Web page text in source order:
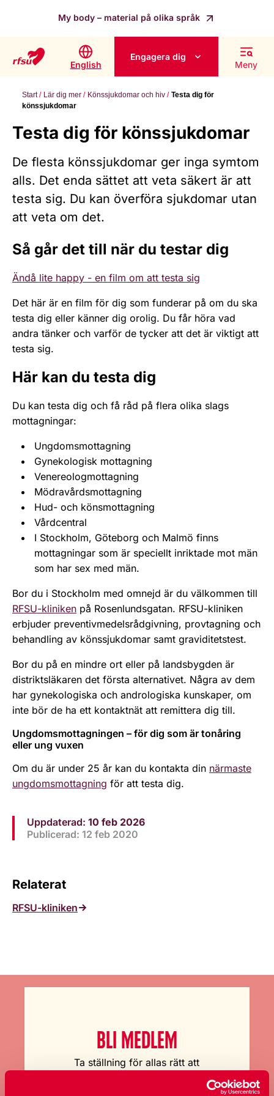
My body – material på olika språk
English
Engagera dig
Meny
Start Lär dig mer Könssjukdomar och hiv
Testa dig för
könssjukdomar
Testa dig för könssjukdomar
De flesta könssjukdomar ger inga symtom
alls. Det enda sättet att veta säkert är att
testa sig. Du kan överföra sjukdomar utan
att veta om det.
Så går det till när du testar dig
Ändå lite happy - en film om att testa sig
Det här är en film för dig som funderar på om du ska
testa dig eller känner dig orolig. Du får höra vad
andra tänker och varför de tycker att det är viktigt att
testa sig.
Här kan du testa dig
Du kan testa dig och få råd på flera olika slags
mottagningar:
Ungdomsmottagning
Gynekologisk mottagning
Venereologmottagning
Mödravårdsmottagning
Hud- och könsmottagning
Vårdcentral
I Stockholm, Göteborg och Malmö finns
mottagningar som är speciellt inriktade mot män
som har sex med män.
Bor du i Stockholm med omnejd är du välkommen till
RFSU-kliniken på Rosenlundsgatan. RFSU-kliniken
erbjuder preventivmedelsrådgivning, provtagning och
behandling av könssjukdomar samt graviditetstest.
Bor du på en mindre ort eller på landsbygden är
distriktsläkaren det första alternativet. Några av dem
har gynekologiska och andrologiska kunskaper, om
inte bör de ha ett kontaktnät att remittera dig till.
Ungdomsmottagningen – för dig som är tonåring
eller ung vuxen
Om du är under 25 år kan du kontakta din närmaste
ungdomsmottagning för att testa dig.
Uppdaterad: 10 feb 2026
Publicerad: 12 feb 2020
Relaterat
RFSU-kliniken
BLI MEDLEM
Ta ställning för allas rätt att